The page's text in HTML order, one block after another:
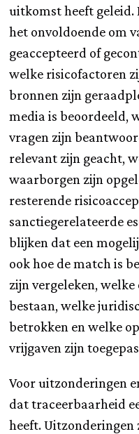
uitkomst heeft geleid.
het onvoldoende om
geaccepteerd of
welke risicofactoren
bronnen zijn
media is beoordeeld,
vragen zijn
relevant zijn geacht,
waarborgen zijn
resterende
sanctiegerelateerde
blijken dat een
ook hoe de match is
zijn vergeleken,
bestaan, welke
betrokken en welke
vrijgaven zijn
Voor uitzonderingen
dat traceerbaarheid
heeft. Uitzonderingen